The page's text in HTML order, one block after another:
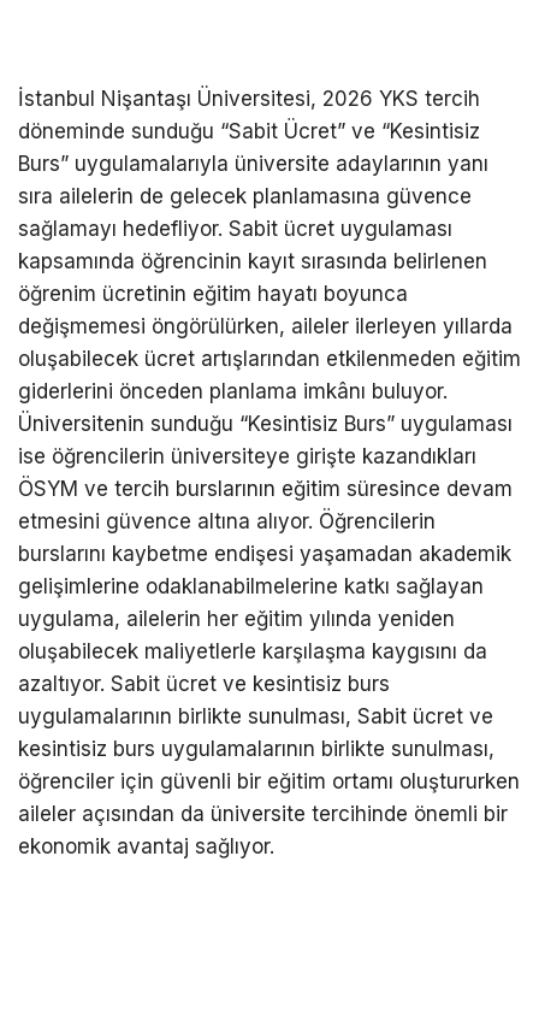
İstanbul Nişantaşı Üniversitesi, 2026 YKS tercih
döneminde sunduğu “Sabit Ücret” ve “Kesintisiz
Burs” uygulamalarıyla üniversite adaylarının yanı
sıra ailelerin de gelecek planlamasına güvence
sağlamayı hedefliyor. Sabit ücret uygulaması
kapsamında öğrencinin kayıt sırasında belirlenen
öğrenim ücretinin eğitim hayatı boyunca
değişmemesi öngörülürken, aileler ilerleyen yıllarda
oluşabilecek ücret artışlarından etkilenmeden eğitim
giderlerini önceden planlama imkânı buluyor.
Üniversitenin sunduğu “Kesintisiz Burs” uygulaması
ise öğrencilerin üniversiteye girişte kazandıkları
ÖSYM ve tercih burslarının eğitim süresince devam
etmesini güvence altına alıyor. Öğrencilerin
burslarını kaybetme endişesi yaşamadan akademik
gelişimlerine odaklanabilmelerine katkı sağlayan
uygulama, ailelerin her eğitim yılında yeniden
oluşabilecek maliyetlerle karşılaşma kaygısını da
azaltıyor. Sabit ücret ve kesintisiz burs
uygulamalarının birlikte sunulması, Sabit ücret ve
kesintisiz burs uygulamalarının birlikte sunulması,
öğrenciler için güvenli bir eğitim ortamı oluştururken
aileler açısından da üniversite tercihinde önemli bir
ekonomik avantaj sağlıyor.